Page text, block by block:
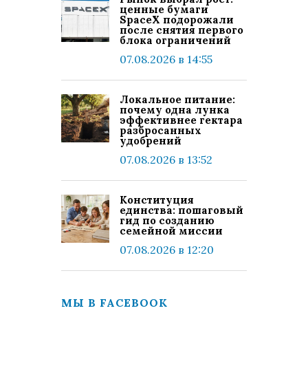
ценные бумаги
SpaceX подорожали
после снятия первого
блока ограничений
07.08.2026 в 14:55
Локальное питание:
почему одна лунка
эффективнее гектара
разбросанных
удобрений
07.08.2026 в 13:52
Конституция
единства: пошаговый
гид по созданию
семейной миссии
07.08.2026 в 12:20
МЫ В FACEBOOK